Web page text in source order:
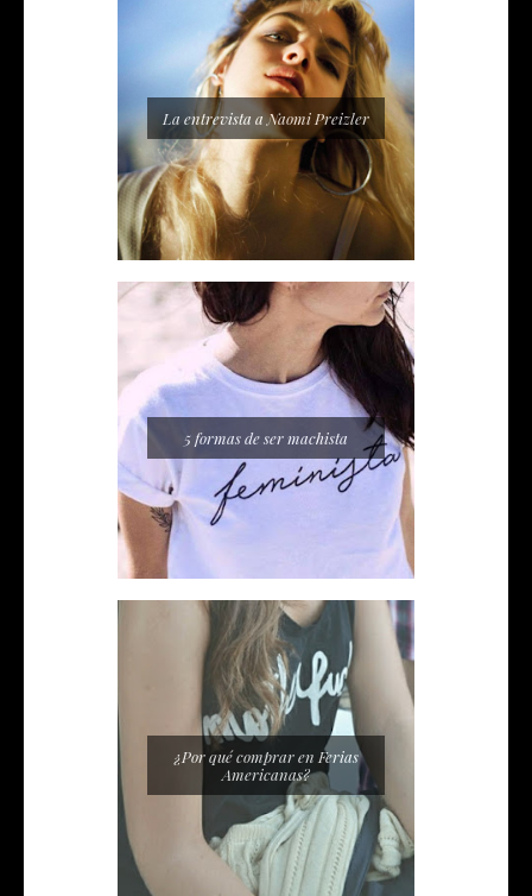
La entrevista a Naomi Preizler
5 formas de ser machista
¿Por qué comprar en Ferias
Americanas?